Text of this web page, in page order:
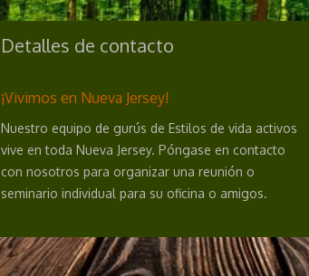
Detalles de contacto
¡Vivimos en Nueva Jersey!
Nuestro equipo de gurús de Estilos de vida activos
vive en toda Nueva Jersey. Póngase en contacto
con nosotros para organizar una reunión o
seminario individual para su oficina o amigos.